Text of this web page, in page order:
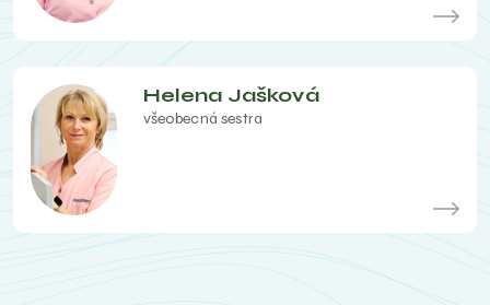
Helena Jašková
všeobecná sestra